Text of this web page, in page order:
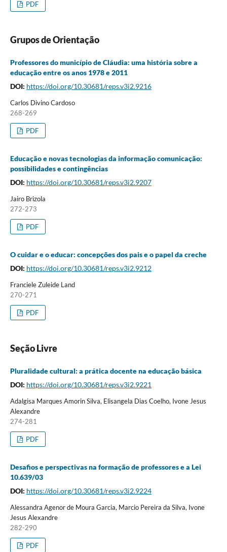
PDF
Grupos de Orientação
Professores do município de Cláudia: uma história sobre a
educação entre os anos 1978 e 2011
DOI: https://doi.org/10.30681/reps.v3i2.9216
Carlos Divino Cardoso
268-269
PDF
Educação e novas tecnologias da informação comunicação:
possibilidades e contingências
DOI: https://doi.org/10.30681/reps.v3i2.9207
Jairo Brizola
272-273
PDF
O cuidar e o educar: concepções dos pais e o papel da creche
DOI: https://doi.org/10.30681/reps.v3i2.9212
Franciele Zuleide Land
270-271
PDF
Seção Livre
Pluralidade cultural: a prática docente na educação básica
DOI: https://doi.org/10.30681/reps.v3i2.9221
Adalgisa Marques Amorin Silva, Elisangela Dias Coelho, Ivone Jesus
Alexandre
274-281
PDF
Desafios e perspectivas na formação de professores e a Lei
10.639/03
DOI: https://doi.org/10.30681/reps.v3i2.9224
Alessandra Agenor de Moura Garcia, Marcio Pereira da Silva, Ivone
Jesus Alexandre
282-290
PDF